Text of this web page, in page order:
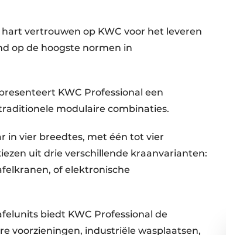
vertrouwen op KWC voor het leveren
op de hoogste normen in
KWC Professional een
modulaire combinaties.
in vier breedtes, met één tot vier
uit drie verschillende kraanvarianten:
of elektronische
biedt KWC Professional de
voorzieningen, industriële wasplaatsen,